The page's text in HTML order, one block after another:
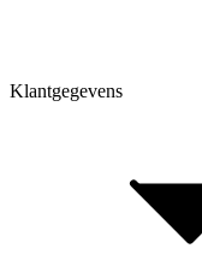
Bepaal framehoogte
Klant account
Klantgegevens